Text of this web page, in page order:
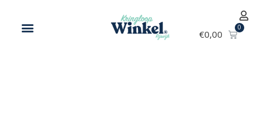
€0,00